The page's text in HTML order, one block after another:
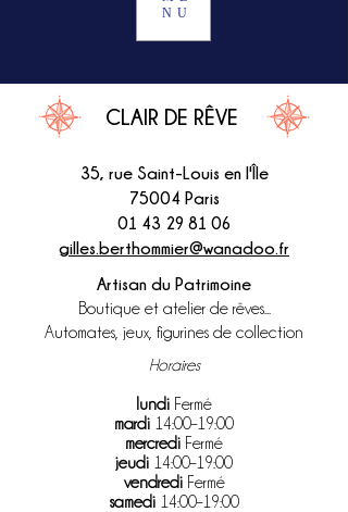
NU
CLAIR DE RÊVE
35, rue Saint-Louis en l'Île
75004 Paris
01 43 29 81 06
gilles.berthommier@wanadoo.fr
Artisan du Patrimoine
Boutique et atelier de rêves...
Automates, jeux, figurines de collection
Horaires
lundi Fermé
mardi 14:00–19:00
mercredi Fermé
jeudi 14:00–19:00
vendredi Fermé
samedi 14:00–19:00